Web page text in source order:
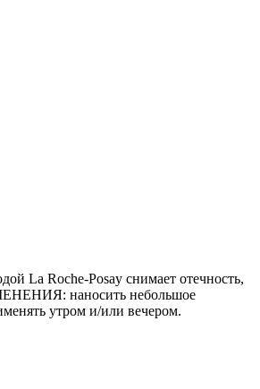
La Roche-Posay снимает отечность,
наносить небольшое
утром и/или вечером.